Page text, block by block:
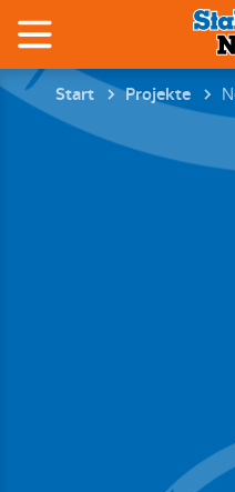
Start Projekte